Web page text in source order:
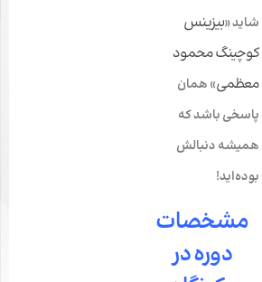
شاید «بیزینس
کوچینگ محمود
معظمی» همان
پاسخی باشد که
همیشه دنبالش
بوده‌اید!
مشخصات
دوره در